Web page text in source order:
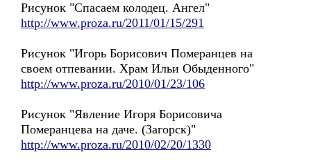
Рисунок "Спасаем колодец. Ангел"
http://www.proza.ru/2011/01/15/291
Рисунок "Игорь Борисович Померанцев на
своем отпевании. Храм Ильи Обыденного"
http://www.proza.ru/2010/01/23/106
Рисунок "Явление Игоря Борисовича
Померанцева на даче. (Загорск)"
http://www.proza.ru/2010/02/20/1330